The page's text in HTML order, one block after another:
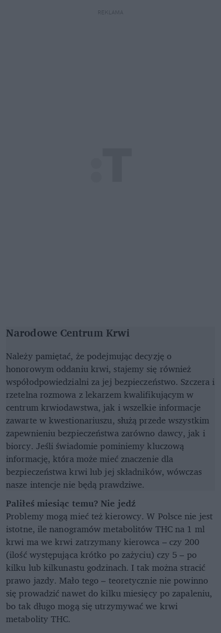
REKLAMA
Narodowe Centrum Krwi
Należy pamiętać, że podejmując decyzję o
honorowym oddaniu krwi, stajemy się również
współodpowiedzialni za jej bezpieczeństwo. Szczera i
rzetelna rozmowa z lekarzem kwalifikującym w
centrum krwiodawstwa, jak i wszelkie informacje
zawarte w kwestionariuszu, służą przede wszystkim
zapewnieniu bezpieczeństwa zarówno dawcy, jak i
biorcy. Jeśli świadomie pominiemy kluczową
informację, która może mieć znaczenie dla
bezpieczeństwa krwi lub jej składników, wówczas
nasze intencje nie będą prawdziwe.
Paliłeś miesiąc temu? Nie jedź
Problemy mogą mieć też kierowcy. W Polsce nie jest
istotne, ile nanogramów metabolitów THC na 1 ml
krwi ma we krwi zatrzymany kierowca – czy 200
(ilość występująca krótko po zażyciu) czy 5 – po
kilku lub kilkunastu godzinach. I tak można stracić
prawo jazdy. Mało tego – teoretycznie nie powinno
się prowadzić nawet do kilku miesięcy po zapaleniu,
bo tak długo mogą się utrzymywać we krwi
metabolity THC.